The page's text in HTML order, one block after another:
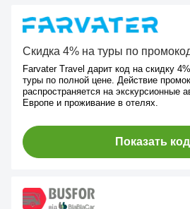
Скидка 4% на туры по
Farvater Travel дарит код на скидку
туры по полной цене. Действие
распространяется на экскурсионные
Европе и проживание в отелях.
Показать код